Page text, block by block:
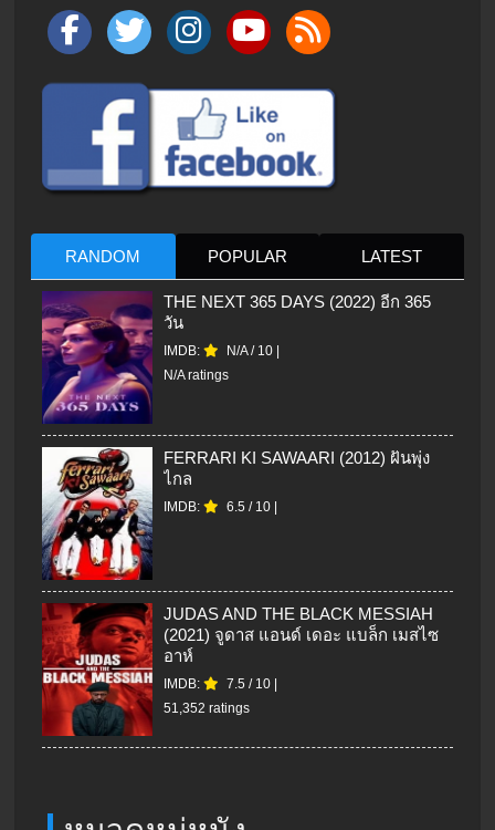
RANDOM POPULAR LATEST
THE NEXT 365 DAYS (2022) อีก 365
วัน
IMDB: N/A/ 10
N/A ratings
FERRARI KI SAWAARI (2012) ฝันพุ่ง
ไกล
IMDB: 6.5 / 10
JUDAS AND THE BLACK MESSIAH
(2021) จูดาส แอนด์ เดอะ แบล็ก เมสไซ
อาห์
IMDB: 7.5 / 10
51,352 ratings